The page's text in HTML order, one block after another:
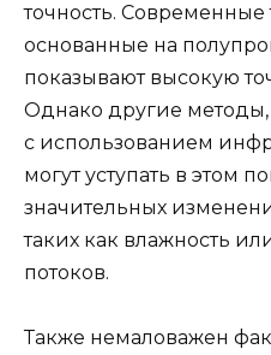
точность. Современные
основанные на
показывают высокую
Однако другие методы,
с использованием
могут уступать в этом
значительных
таких как влажность
потоков.
Также немаловажен